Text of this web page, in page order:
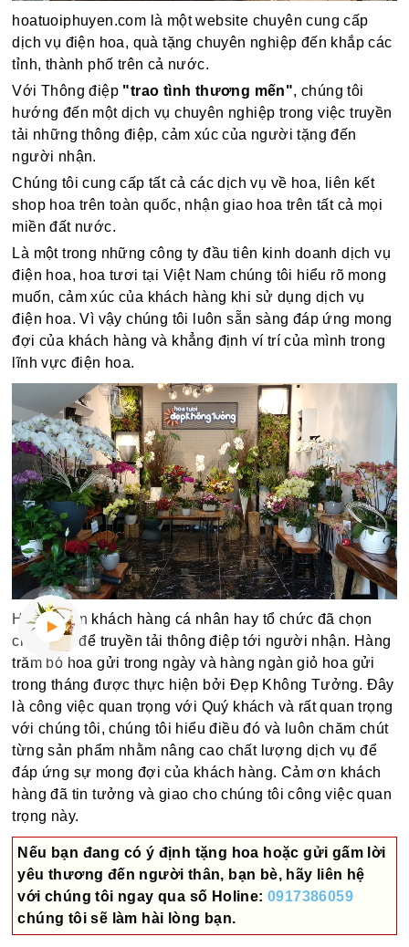
hoatuoiphuyen.com là một website chuyên cung cấp
dịch vụ điện hoa, quà tặng chuyên nghiệp đến khắp các
tỉnh, thành phố trên cả nước.
Với Thông điệp "trao tình thương mến", chúng tôi
hướng đến một dịch vụ chuyên nghiệp trong việc truyền
tải những thông điệp, cảm xúc của người tặng đến
người nhận.
Chúng tôi cung cấp tất cả các dịch vụ về hoa, liên kết
shop hoa trên toàn quốc, nhận giao hoa trên tất cả mọi
miền đất nước.
Là một trong những công ty đầu tiên kinh doanh dịch vụ
điện hoa, hoa tươi tại Việt Nam chúng tôi hiểu rõ mong
muốn, cảm xúc của khách hàng khi sử dụng dịch vụ
điện hoa. Vì vậy chúng tôi luôn sẵn sàng đáp ứng mong
đợi của khách hàng và khẳng định ví trí của mình trong
lĩnh vực điện hoa.
Hàng ngàn khách hàng cá nhân hay tổ chức đã chọn
chúng tôi để truyền tải thông điệp tới người nhận. Hàng
trăm bó hoa gửi trong ngày và hàng ngàn giỏ hoa gửi
trong tháng được thực hiện bởi Đẹp Không Tưởng. Đây
là công việc quan trọng với Quý khách và rất quan trọng
với chúng tôi, chúng tôi hiểu điều đó và luôn chăm chút
từng sản phẩm nhằm nâng cao chất lượng dịch vụ để
đáp ứng sự mong đợi của khách hàng. Cảm ơn khách
hàng đã tin tưởng và giao cho chúng tôi công việc quan
trọng này.
Nếu bạn đang có ý định tặng hoa hoặc gửi gấm lời
yêu thương đến người thân, bạn bè, hãy liên hệ
với chúng tôi ngay qua số Holine:0917386059
chúng tôi sẽ làm hài lòng bạn.